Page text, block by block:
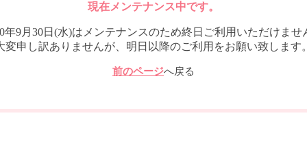
現在メンテナンス中です。
年9月30日(水)はメンテナンスのため終日ご利用いただけませ
変申し訳ありませんが、明日以降のご利用をお願い致します
前のページへ戻る